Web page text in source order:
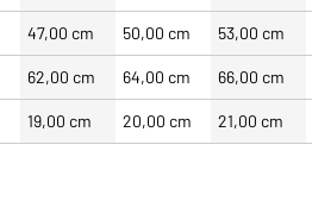
47,00 cm 50,00 cm 53,00 cm
62,00 cm 64,00 cm 66,00 cm
19,00 cm 20,00 cm 21,00 cm